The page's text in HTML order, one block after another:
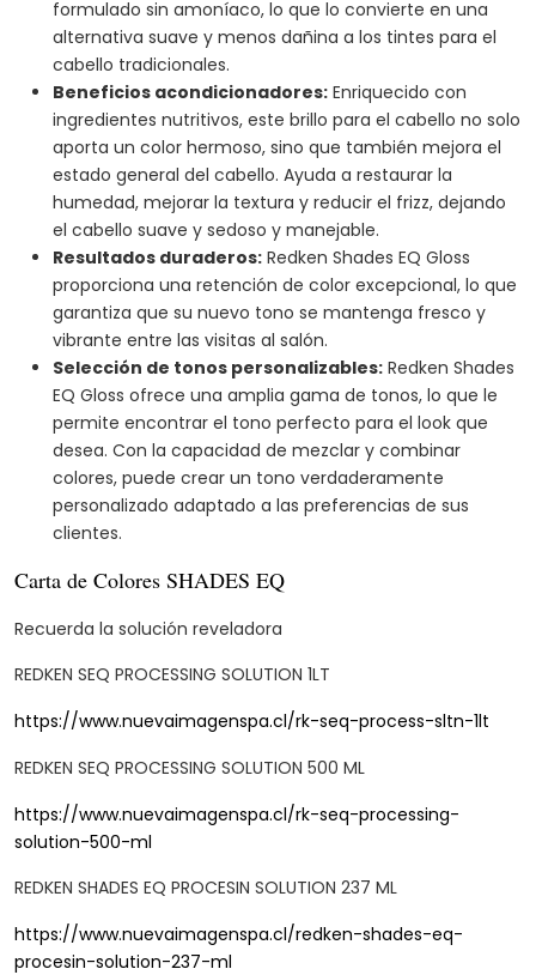
formulado sin amoníaco, lo que lo convierte en una
alternativa suave y menos dañina a los tintes para el
cabello tradicionales.
Beneficios acondicionadores:Enriquecido con
ingredientes nutritivos, este brillo para el cabello no solo
aporta un color hermoso, sino que también mejora el
estado general del cabello. Ayuda a restaurar la
humedad, mejorar la textura y reducir el frizz, dejando
el cabello suave y sedoso y manejable.
Resultados duraderos:Redken Shades EQ Gloss
proporciona una retención de color excepcional, lo que
garantiza que su nuevo tono se mantenga fresco y
vibrante entre las visitas al salón.
Selección de tonos personalizables:Redken Shades
EQ Gloss ofrece una amplia gama de tonos, lo que le
permite encontrar el tono perfecto para el look que
desea. Con la capacidad de mezclar y combinar
colores, puede crear un tono verdaderamente
personalizado adaptado a las preferencias de sus
clientes.
Carta de Colores SHADES EQ
Recuerda la solución reveladora
REDKEN SEQ PROCESSING SOLUTION 1LT
https://www.nuevaimagenspa.cl/rk-seq-process-sltn-1lt
REDKEN SEQ PROCESSING SOLUTION 500 ML
https://www.nuevaimagenspa.cl/rk-seq-processing-
solution-500-ml
REDKEN SHADES EQ PROCESIN SOLUTION 237 ML
https://www.nuevaimagenspa.cl/redken-shades-eq-
procesin-solution-237-ml